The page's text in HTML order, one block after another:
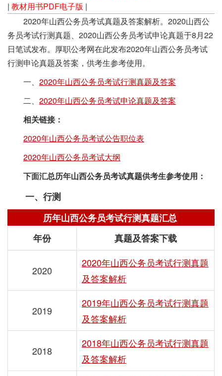
| 教材用书PDF电子版 |
2020年山西公务员考试真题及答案解析。2020山西公
务员考试行测真题、2020山西公务员考试申论真题于8月22
日笔试发布。厚职公考网在此发布2020年山西公务员考试
行测申论真题及答案，供考生参考使用。
一、 2020年山西公务员考试行测真题及答案
二、 2020年山西公务员考试申论真题及答案
相关链接：
2020年山西公务员考试公告职位表
2020年山西公务员考试大纲
下面汇总历年山西公务员考试真题供考生参考使用：
一、行测
历年山西公务员考试行测真题汇总
年份
真题及答案下载
2020
2020年山西公务员考试行测真题
及答案解析
2019
2019年山西公务员考试行测真题
及答案解析
2018
2018年山西公务员考试行测真题
及答案解析